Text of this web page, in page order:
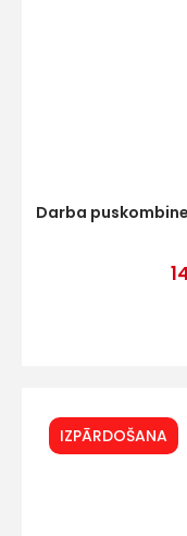
Darba
IZPĀRDOŠANA